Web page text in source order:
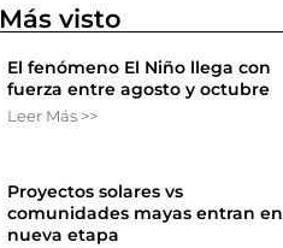
Más visto
El fenómeno El Niño llega con
fuerza entre agosto y octubre
Leer Más >>
Proyectos solares vs
comunidades mayas entran en
nueva etapa